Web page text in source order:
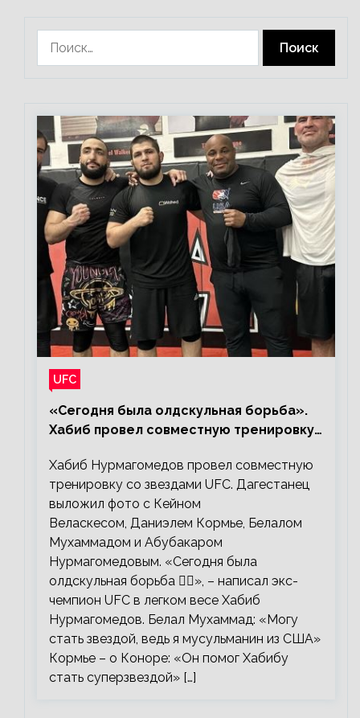
UFC
«Сегодня была олдскульная борьба».
Хабиб провел совместную тренировку
Хабиб Нурмагомедов провел совместную
тренировку со звездами UFC. Дагестанец
выложил фото с Кейном
Веласкесом, Даниэлем Кормье, Белалом
Мухаммадом и Абубакаром
Нурмагомедовым. «Сегодня была
олдскульная борьба 🤼‍♂️», – написал экс-
чемпион UFC в легком весе Хабиб
Нурмагомедов. Белал Мухаммад: «Могу
стать звездой, ведь я мусульманин из США»
Кормье – о Коноре: «Он помог Хабибу
стать суперзвездой» […]